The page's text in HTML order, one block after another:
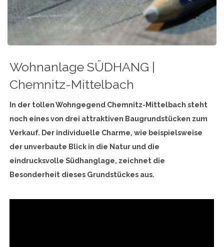
Wohnanlage SÜDHANG |
Chemnitz-Mittelbach
In der tollen Wohngegend Chemnitz-Mittelbach steht
noch eines von drei attraktiven Baugrundstücken zum
Verkauf. Der individuelle Charme, wie beispielsweise
der unverbaute Blick in die Natur und die
eindrucksvolle Südhanglage, zeichnet die
Besonderheit dieses Grundstückes aus.